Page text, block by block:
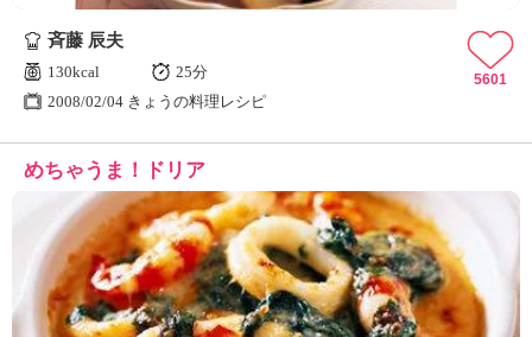
斉藤 辰夫
130kcal
25分
2008/02/04 きょうの料理レシピ
5601
めちゃうま！ドリア